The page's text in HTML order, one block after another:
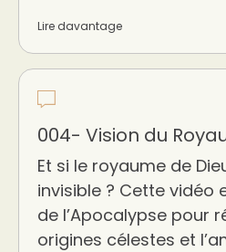
Lire davantage
004- Vision du
Et si le royaume de
invisible ? Cette vidéo
de l’Apocalypse pour
origines célestes et